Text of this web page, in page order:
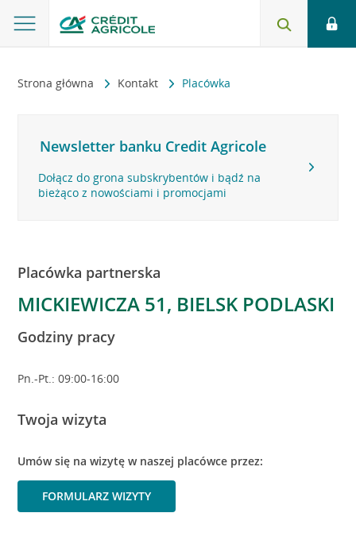
Strona główna Kontakt Placówka
Newsletter banku Credit Agricole
Dołącz do grona subskrybentów i bądź na
bieżąco z nowościami i promocjami
Placówka partnerska
MICKIEWICZA 51, BIELSK PODLASKI
Godziny pracy
Pn.-Pt.: 09:00-16:00
Twoja wizyta
Umów się na wizytę w naszej placówce przez:
FORMULARZ WIZYTY